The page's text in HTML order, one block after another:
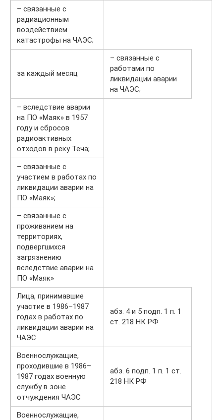
– связанные с
радиационным
воздействием
катастрофы на ЧАЭС;
за каждый месяц
– связанные с
работами по
ликвидации аварии
на ЧАЭС;
– вследствие аварии
на ПО «Маяк» в 1957
году и сбросов
радиоактивных
отходов в реку Теча;
– связанные с
участием в работах по
ликвидации аварии на
ПО «Маяк»;
– связанные с
проживанием на
территориях,
подвергшихся
загрязнению
вследствие аварии на
ПО «Маяк»
Лица, принимавшие
участие в 1986–1987
годах в работах по
ликвидации аварии на
ЧАЭС
абз. 4 и 5 подп. 1 п. 1
ст. 218 НК РФ
Военнослужащие,
проходившие в 1986–
1987 годах военную
службу в зоне
отчуждения ЧАЭС
абз. 6 подп. 1 п. 1 ст.
218 НК РФ
Военнослужащие,